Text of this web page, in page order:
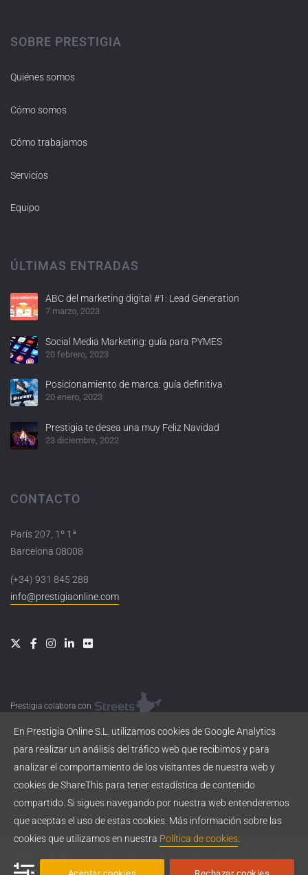
SOBRE PRESTIGIA
Quiénes somos
Cómo somos
Cómo trabajamos
Servicios
Equipo
ÚLTIMAS ENTRADAS
ABC del marketing digital #1: Lead Generation
7 marzo, 2023
Social Media Marketing: guía para PYMES
20 febrero, 2023
Posicionamiento de marca: guía definitiva
20 enero, 2023
Prestigia te desea una muy Feliz Navidad
23 diciembre, 2022
CONTACTO
París 207, 1º 1ª
Barcelona 08008
(+34) 931 845 288
info@prestigiaonline.com
Prestigia colabora con
En Prestigia Online S.L. utilizamos cookies de Google Analytics
para realizar un análisis del tráfico web que recibimos y para
analizar el comportamiento de los visitantes de nuestra web y
cookies de ShareThis para tener estadística de contenido
compartido. Si sigues navegando por nuestra web entenderemos
que aceptas el uso de estas cookies. Más información sobre las
cookies que utilizamos en nuestra Política de cookies
Aceptar cookies Rechazar cookies